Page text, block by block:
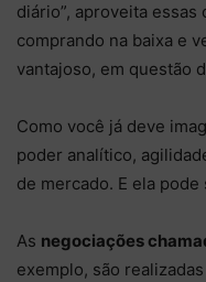
diário”, aproveita
comprando na baixa e
vantajoso, em questão
Como você já deve
poder analítico,
de mercado. E ela
As negociações
exemplo, são